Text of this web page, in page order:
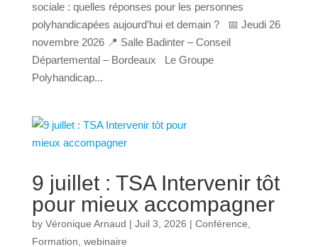
sociale : quelles réponses pour les personnes
polyhandicapées aujourd’hui et demain ? 📅 Jeudi 26
novembre 2026 📍 Salle Badinter – Conseil
Départemental – Bordeaux Le Groupe
Polyhandicap...
9 juillet : TSA Intervenir tôt
pour mieux accompagner
by Véronique Arnaud | Juil 3, 2026 | Conférence
Formation webinaire